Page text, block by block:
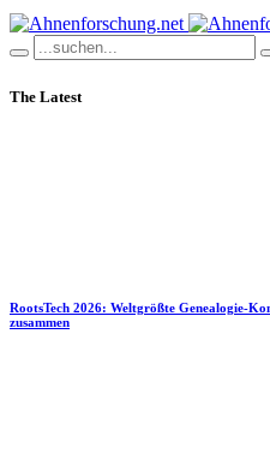
The Latest
RootsTech 2026: Weltgrößte Genealogie-
zusammen